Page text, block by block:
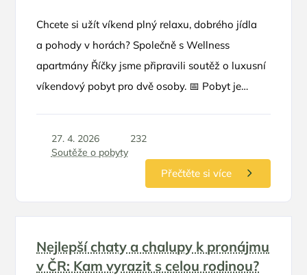
Chcete si užít víkend plný relaxu, dobrého jídla
a pohody v horách? Společně s Wellness
apartmány Říčky jsme připravili soutěž o luxusní
víkendový pobyt pro dvě osoby. 📅 Pobyt je
27. 4. 2026
232
Soutěže o pobyty
Přečtěte si více
Nejlepší chaty a chalupy k pronájmu
v ČR: Kam vyrazit s celou rodinou?